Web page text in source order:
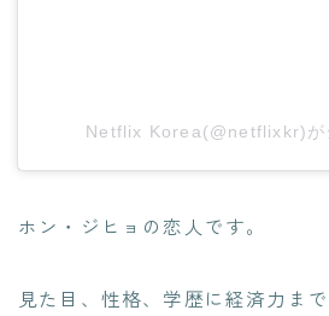
Netflix Korea(@netflixkr)が
ホン・ジヒョの恋人です。
見た目、性格、学歴に経済力ま